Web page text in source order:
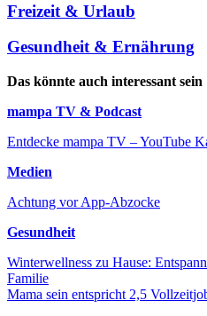
Freizeit & Urlaub
Gesundheit & Ernährung
Das könnte auch interessant sein
mampa TV & Podcast
Entdecke mampa TV – YouTube
Medien
Achtung vor App-Abzocke
Gesundheit
Winterwellness zu Hause:
Familie
Mama sein entspricht 2,5